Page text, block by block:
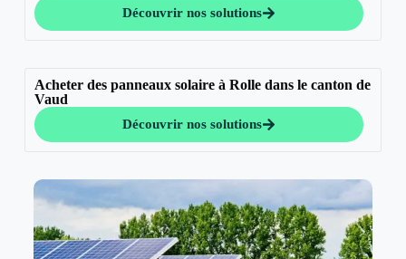
Découvrir nos solutions
Acheter des panneaux solaire à Rolle dans le canton de
Vaud
Découvrir nos solutions